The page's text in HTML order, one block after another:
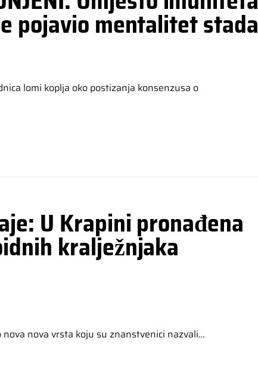
pojavio mentalitet stada
lomi koplja oko postizanja konsenzusa o
U Krapini pronađena
kralježnjaka
nova vrsta koju su znanstvenici nazvali…